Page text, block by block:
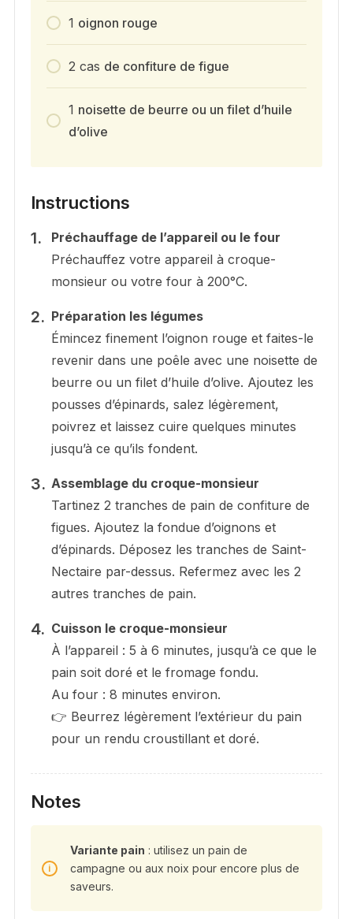
1 oignon rouge
2 cas de confiture de figue
1 noisette de beurre ou un filet d’huile
d’olive
Instructions
Préchauffage de l’appareil ou le four
Préchauffez votre appareil à croque-
monsieur ou votre four à 200°C.
Préparation les légumes
Émincez finement l’oignon rouge et faites-le
revenir dans une poêle avec une noisette de
beurre ou un filet d’huile d’olive. Ajoutez les
pousses d’épinards, salez légèrement,
poivrez et laissez cuire quelques minutes
jusqu’à ce qu’ils fondent.
Assemblage du croque-monsieur
Tartinez 2 tranches de pain de confiture de
figues. Ajoutez la fondue d’oignons et
d’épinards. Déposez les tranches de Saint-
Nectaire par-dessus. Refermez avec les 2
autres tranches de pain.
Cuisson le croque-monsieur
À l’appareil : 5 à 6 minutes, jusqu’à ce que le
pain soit doré et le fromage fondu.
Au four : 8 minutes environ.
👉 Beurrez légèrement l’extérieur du pain
pour un rendu croustillant et doré.
Notes
Variante pain : utilisez un pain de
campagne ou aux noix pour encore plus de
saveurs.